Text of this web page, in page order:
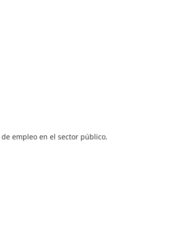
empleo en el sector público,